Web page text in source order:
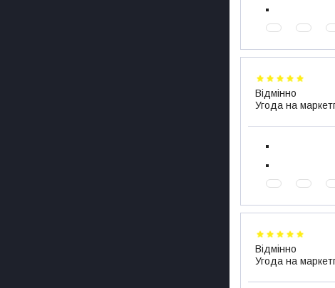
Відмінно
Угода на
Відмінно
Угода на